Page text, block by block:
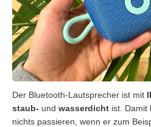
Der Bluetooth-Lautsprecher ist mit
staub- und wasserdicht ist. Damit
nichts passieren, wenn er zum